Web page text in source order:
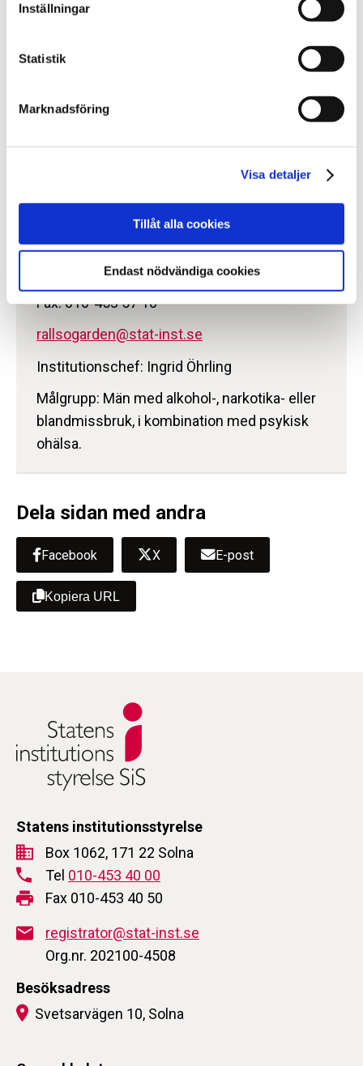
Inställningar
Statistik
Marknadsföring
Visa detaljer
Tillåt alla cookies
Endast nödvändiga cookies
skapande verksamhet
motion
Rällsögården, Kopparberg
Telefon växel:010-453 57 00
Fax: 010-453 57 10
rallsogarden@stat-inst.se
Institutionschef: Ingrid Öhrling
Målgrupp: Män med alkohol-, narkotika- eller
blandmissbruk, i kombination med psykisk
ohälsa.
Dela sidan med andra
Facebook X E-post
Kopiera URL
Statens institutionsstyrelse
Box 1062, 171 22 Solna
Tel 010-453 40 00
Fax 010-453 40 50
registrator@stat-inst.se
Org.nr. 202100-4508
Besöksadress
Svetsarvägen 10, Solna